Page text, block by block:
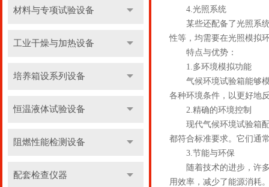
材料与专项试验设备
工业干燥与加热设备
培养箱设系列设备
恒温液体试验设备
阻燃性能检测设备
配套检查仪器
4.光照系统
某些还配备了光照系统
性等，均需要在光照模拟
特点与优势：
1.多环境模拟功能
气候环境试验箱能够模
各种环境条件，以更好地
2.精确的环境控制
现代气候环境试验箱配
都符合标准要求。它们通
3.节能与环保
随着技术的进步，许多
用效率，减少了能源消耗